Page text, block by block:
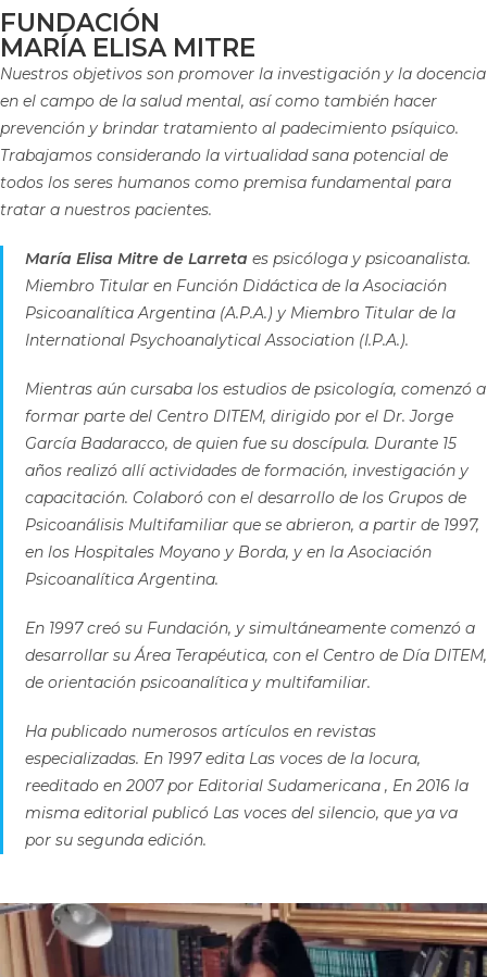
FUNDACIÓN
MARÍA ELISA MITRE
Nuestros objetivos son promover la investigación y la docencia
en el campo de la salud mental, así como también hacer
prevención y brindar tratamiento al padecimiento psíquico.
Trabajamos considerando la virtualidad sana potencial de
todos los seres humanos como premisa fundamental para
tratar a nuestros pacientes.
María Elisa Mitre de Larreta es psicóloga y psicoanalista.
Miembro Titular en Función Didáctica de la Asociación
Psicoanalítica Argentina (A.P.A.) y Miembro Titular de la
International Psychoanalytical Association (I.P.A.).
Mientras aún cursaba los estudios de psicología, comenzó a
formar parte del Centro DITEM, dirigido por el Dr. Jorge
García Badaracco, de quien fue su doscípula. Durante 15
años realizó allí actividades de formación, investigación y
capacitación. Colaboró con el desarrollo de los Grupos de
Psicoanálisis Multifamiliar que se abrieron, a partir de 1997,
en los Hospitales Moyano y Borda, y en la Asociación
Psicoanalítica Argentina.
En 1997 creó su Fundación, y simultáneamente comenzó a
desarrollar su Área Terapéutica, con el Centro de Día DITEM,
de orientación psicoanalítica y multifamiliar.
Ha publicado numerosos artículos en revistas
especializadas. En 1997 edita Las voces de la locura,
reeditado en 2007 por Editorial Sudamericana , En 2016 la
misma editorial publicó Las voces del silencio, que ya va
por su segunda edición.